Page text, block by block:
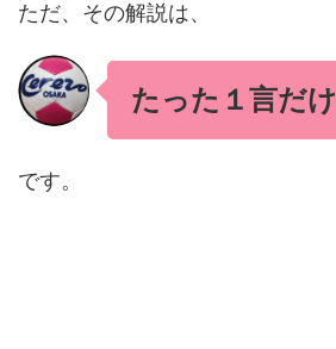
ただ、その解説は、
たった１言だけ
です。